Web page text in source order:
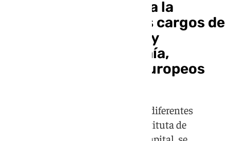
Carolina España suma la
vicepresidencia a sus cargos de
portavoz de la Junta y
consejera de Economía,
Hacienda y Fondos Europeos
La malagueña, que ha sonado en diferentes
momentos como una posible sustituta de